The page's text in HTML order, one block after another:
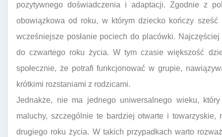
pozytywnego doświadczenia i adaptacji. Zgodnie z
obowiązkowa od roku, w którym dziecko kończy
wcześniejsze posłanie pociech do placówki.
do czwartego roku życia. W tym czasie większość
społecznie, że potrafi funkcjonować w grupie,
krótkimi rozstaniami z rodzicami.
Jednakże, nie ma jednego uniwersalnego wieku,
maluchy, szczególnie te bardziej otwarte i towarzyskie,
drugiego roku życia. W takich przypadkach warto